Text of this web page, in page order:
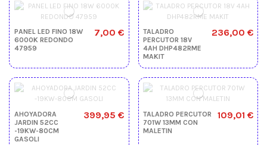
PANEL LED FINO 18W
6000K REDONDO
47959
7,00 €
TALADRO
PERCUTOR 18V
4AH DHP482RME
MAKIT
236,00 €
AHOYADORA
JARDIN 52CC
-19KW-80CM
GASOLI
399,95 €
TALADRO PERCUTOR
701W 13MM CON
MALETIN
109,01 €